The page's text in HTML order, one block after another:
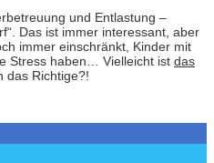
und Entlastung –
Das ist immer interessant, aber
immer einschränkt, Kinder mit
Stress haben… Vielleicht ist das
das Richtige?!